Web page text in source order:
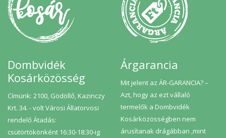
Dombvidék
Kosárközösség
Címünk: 2100, Gödöllő, Kazinczy
Krt. 34. - volt Városi Állatorvosi
rendelő Átadás:
csütörtökönként 16:30-18:30-ig
Árgarancia
Mit jelent az ÁR-GARANCIA? –
Azt, hogy az ezt vállaló
termelők a Dombvidék
Kosárközösségben nem
árusítanak drágábban ,mint